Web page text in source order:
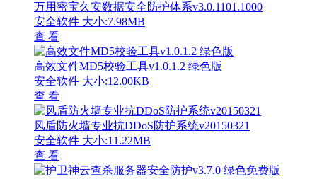
万用密宝久安数据安全防护体系v3.0.1101.1000
安全软件 大小:7.98MB
查 看
高效文件MD5校验工具v1.0.1.2 绿色版
安全软件 大小:12.00KB
查 看
风盾防火墙专业抗DDoS防护系统v20150321
安全软件 大小:11.22MB
查 看